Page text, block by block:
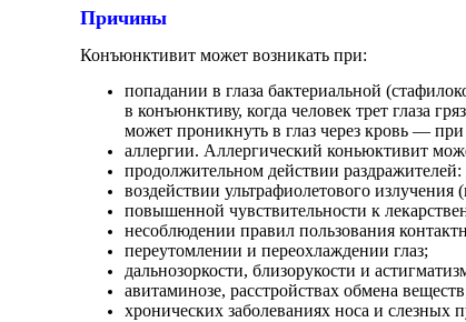
Причины
Конъюнктивит может возникать при:
попадании в глаза бактериальной
в конъюнктиву, когда человек трет глаза
может проникнуть в глаз через кровь —
аллергии. Аллергический коньюктивит
продолжительном действии
воздействии ультрафиолетового излучения
повышенной чувствительности к
несоблюдении правил пользования
переутомлении и переохлаждении глаз;
дальнозоркости, близорукости и
авитаминозе, расстройствах обмена
хронических заболеваниях носа и слезных